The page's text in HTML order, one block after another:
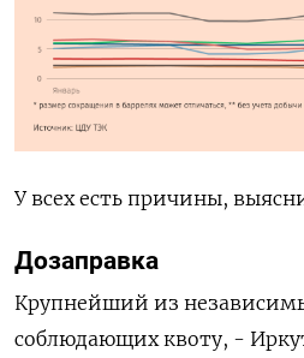
У всех есть причины,
Дозаправка
Крупнейший из
соблюдающих квоту, -